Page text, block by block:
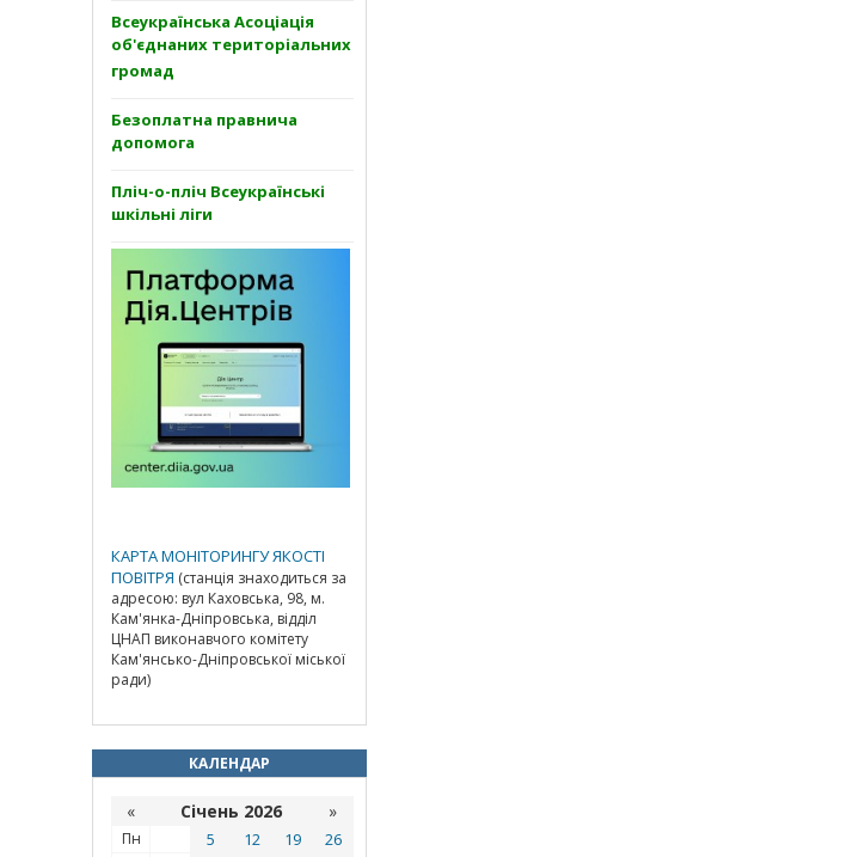
Всеукраїнська Асоціація
об'єднаних територіальних
громад
Безоплатна правнича
допомога
Пліч-о-пліч Всеукраїнські
шкільні ліги
КАРТА МОНІТОРИНГУ ЯКОСТІ
ПОВІТРЯ (станція знаходиться за
адресою: вул Каховська, 98, м.
Кам'янка-Дніпровська, відділ
ЦНАП виконавчого комітету
Кам'янсько-Дніпровської міської
ради)
КАЛЕНДАР
« Січень 2026 »
Пн 5 12 19 26